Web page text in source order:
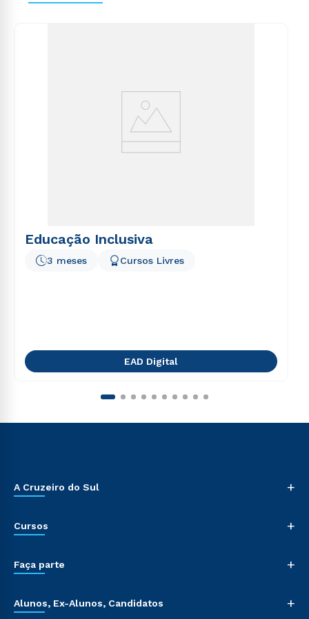
Educação Inclusiva
3 meses Cursos Livres
EAD Digital
A Cruzeiro do Sul +
Cursos +
Faça parte +
Alunos, Ex-Alunos, Candidatos +